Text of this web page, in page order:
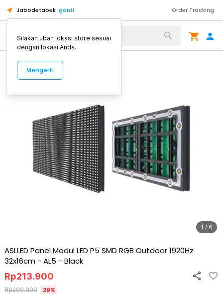
Jabodetabek ganti Order Tracking
Alat Kopi
1 / 6
ASLLED Panel Modul LED P5 SMD RGB Outdoor 1920Hz
32x16cm - AL5 - Black
Rp213.900
Rp299.900 29%
Silakan ubah lokasi store sesuai
dengan lokasi Anda.
Mengerti